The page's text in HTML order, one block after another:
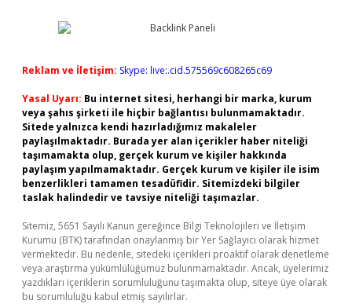
Reklam ve İletişim: Skype: live:.cid.575569c608265c69
Yasal Uyarı: Bu internet sitesi, herhangi bir marka, kurum
veya şahıs şirketi ile hiçbir bağlantısı bulunmamaktadır.
Sitede yalnızca kendi hazırladığımız makaleler
paylaşılmaktadır. Burada yer alan içerikler haber niteliği
taşımamakta olup, gerçek kurum ve kişiler hakkında
paylaşım yapılmamaktadır. Gerçek kurum ve kişiler ile isim
benzerlikleri tamamen tesadüfidir. Sitemizdeki bilgiler
taslak halindedir ve tavsiye niteliği taşımazlar.
Sitemiz, 5651 Sayılı Kanun gereğince Bilgi Teknolojileri ve İletişim
Kurumu (BTK) tarafından onaylanmış bir Yer Sağlayıcı olarak hizmet
vermektedir. Bu nedenle, sitedeki içerikleri proaktif olarak denetleme
veya araştırma yükümlülüğümüz bulunmamaktadır. Ancak, üyelerimiz
yazdıkları içeriklerin sorumluluğunu taşımakta olup, siteye üye olarak
bu sorumluluğu kabul etmiş sayılırlar.